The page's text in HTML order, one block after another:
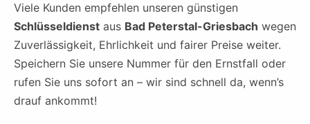
Viele Kunden empfehlen unseren günstigen
Schlüsseldienst aus Bad Peterstal-Griesbach wegen
Zuverlässigkeit, Ehrlichkeit und fairer Preise weiter.
Speichern Sie unsere Nummer für den Ernstfall oder
rufen Sie uns sofort an – wir sind schnell da, wenn’s
drauf ankommt!